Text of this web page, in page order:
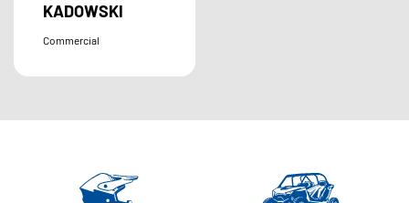
KADOWSKI
Commercial